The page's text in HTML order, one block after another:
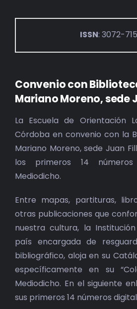
ISSN: 3072-
Convenio con
Mariano Moreno, sede
La Escuela de Orientación
Córdoba en convenio con la
Mariano Moreno, sede Juan
los primeros 14
Mediodicho.
Entre mapas, partituras,
otras publicaciones que
nuestra cultura, la
país encargada de
bibliográfico, aloja en su
específicamente en su
Mediodicho. En el siguiente
sus primeros 14 números